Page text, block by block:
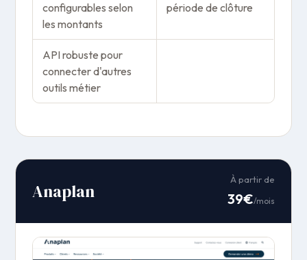
configurables selon
les montants
période de clôture
API robuste pour
connecter d'autres
outils métier
Anaplan
À partir de
39€/mois